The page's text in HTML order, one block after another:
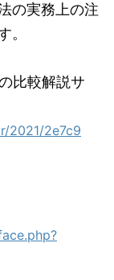
の実務上の注
。
比較解説サ
2021/2e7c9